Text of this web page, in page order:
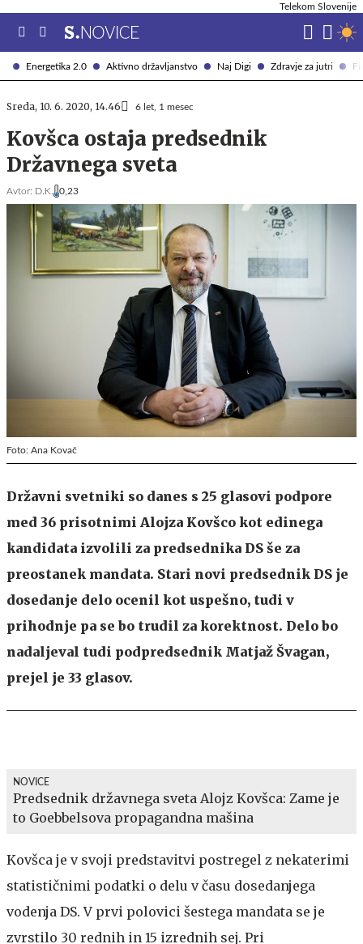
Energetika 2.0 Aktivno državljanstvo Naj Digi Zdravje za jutri
Telekom Slovenije
Sreda, 10. 6. 2020, 14.46 6 let, 1 mesec
Kovšca ostaja predsednik
Državnega sveta
Avtor: D.K. 0,23
Foto: Ana Kovač
Državni svetniki so danes s 25 glasovi podpore
med 36 prisotnimi Alojza Kovšco kot edinega
kandidata izvolili za predsednika DS še za
preostanek mandata. Stari novi predsednik DS je
dosedanje delo ocenil kot uspešno, tudi v
prihodnje pa se bo trudil za korektnost. Delo bo
nadaljeval tudi podpredsednik Matjaž Švagan,
prejel je 33 glasov.
NOVICE
Predsednik državnega sveta Alojz Kovšca: Zame je
to Goebbelsova propagandna mašina
Kovšca je v svoji predstavitvi postregel z nekaterimi
statističnimi podatki o delu v času dosedanjega
vodenja DS. V prvi polovici šestega mandata se je
zvrstilo 30 rednih in 15 izrednih sej. Pri